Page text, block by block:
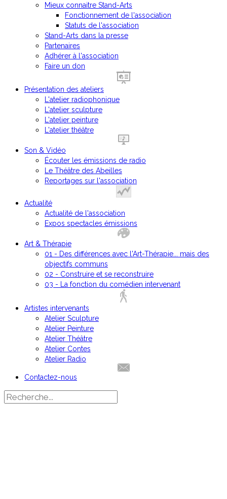
Mieux connaitre Stand-Arts
Fonctionnement de l'association
Statuts de l'association
Stand-Arts dans la presse
Partenaires
Adhérer à l'association
Faire un don
Présentation des ateliers
L'atelier radiophonique
L'atelier sculpture
L'atelier peinture
L'atelier théâtre
Son & Vidéo
Écouter les émissions de radio
Le Théâtre des Abeilles
Reportages sur l'association
Actualité
Actualité de l'association
Expos spectacles émissions
Art & Thérapie
01 - Des différences avec l'Art-Thérapie... mais des
objectifs communs
02 - Construire et se reconstruire
03 - La fonction du comédien intervenant
Artistes intervenants
Atelier Sculpture
Atelier Peinture
Atelier Théâtre
Atelier Contes
Atelier Radio
Contactez-nous